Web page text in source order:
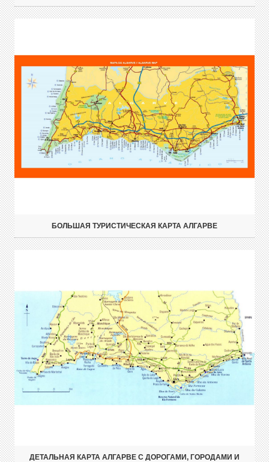
БОЛЬШАЯ ТУРИСТИЧЕСКАЯ КАРТА АЛГАРВЕ
ДЕТАЛЬНАЯ КАРТА АЛГАРВЕ С ДОРОГАМИ, ГОРОДАМИ И